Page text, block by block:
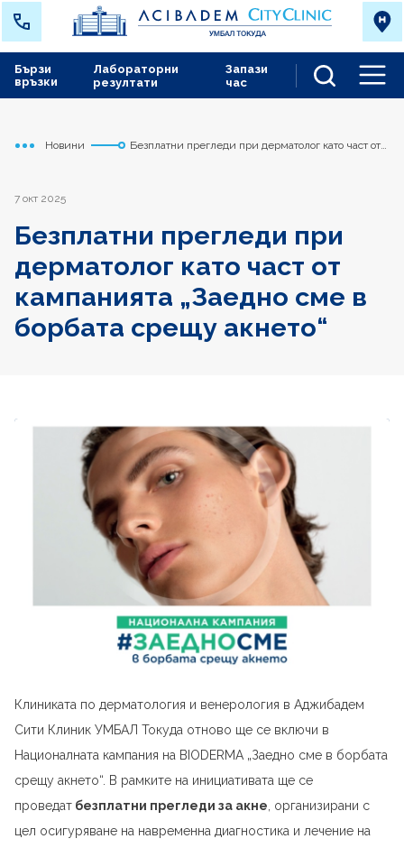
Лабораторни
резултати
Запази
час
Бързи
връзки
Начало
Токуда
Новини
Безплатни прегледи при дерматолог като част от
7 окт 2025
Безплатни прегледи при
дерматолог като част от
кампанията „Заедно сме в
борбата срещу акнето“
Клиниката по дерматология и венерология в Аджибадем
Сити Клиник УМБАЛ Токуда отново ще се включи в
Националната кампания на BIODERMA „Заедно сме в борбата
срещу акнето“. В рамките на инициативата ще се
проведат безплатни прегледи за акне , организирани с
цел осигуряване на навременна диагностика и лечение на